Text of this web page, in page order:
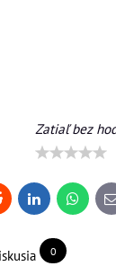
Zatiaľ bez
LinkedIn
0